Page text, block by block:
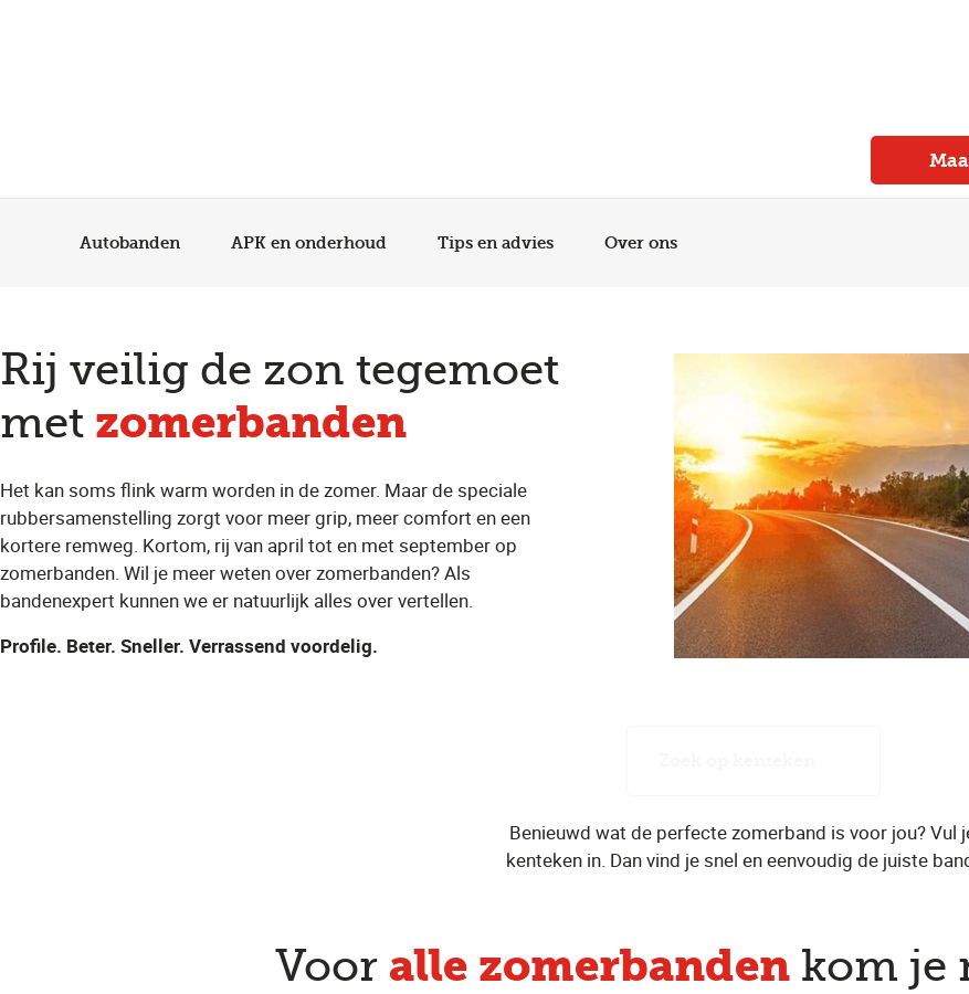
Autobanden APK en onderhoud Tips en advies Over ons
Rij veilig de zon tegemoet
met zomerbanden
Het kan soms flink warm worden in de zomer. Maar de speciale
rubbersamenstelling zorgt voor meer grip, meer comfort en een
kortere remweg. Kortom, rij van april tot en met september op
zomerbanden. Wil je meer weten over zomerbanden? Als
bandenexpert kunnen we er natuurlijk alles over vertellen.
Profile. Beter. Sneller. Verrassend voordelig.
Benieuwd wat de perfecte zomerband is voor jou? Vul
kenteken in. Dan vind je snel en eenvoudig de juiste
Voor alle zomerbanden kom je